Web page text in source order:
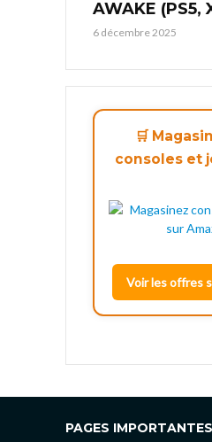
AWAKE (PS5,
6 décembre 2025
🛒
consoles et
Voir les offres
PAGES IMPORTANTES